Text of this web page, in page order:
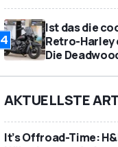
4
Ist das die
Retro-Harley
Die
AKTUELLSTE
It’s Offroad-Time: